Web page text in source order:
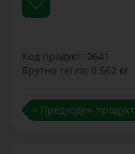
Код продукт: 0641
Брутно тегло: 0.562 кг
« Предходен продукт